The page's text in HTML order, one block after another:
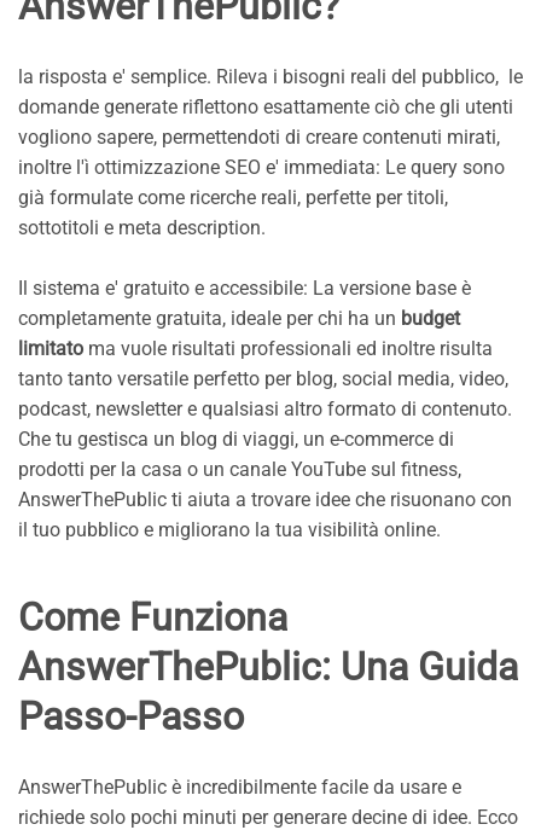
la risposta e' semplice. Rileva i bisogni reali del pubblico, le
domande generate riflettono esattamente ciò che gli utenti
vogliono sapere, permettendoti di creare contenuti mirati,
inoltre l'ì ottimizzazione SEO e' immediata: Le query sono
già formulate come ricerche reali, perfette per titoli,
sottotitoli e meta description.
Il sistema e' gratuito e accessibile: La versione base è
completamente gratuita, ideale per chi ha un budget
limitato ma vuole risultati professionali ed inoltre risulta
tanto tanto versatile perfetto per blog, social media, video,
podcast, newsletter e qualsiasi altro formato di contenuto.
Che tu gestisca un blog di viaggi, un e-commerce di
prodotti per la casa o un canale YouTube sul fitness,
AnswerThePublic ti aiuta a trovare idee che risuonano con
il tuo pubblico e migliorano la tua visibilità online.
Come Funziona
AnswerThePublic: Una Guida
Passo-Passo
AnswerThePublic è incredibilmente facile da usare e
richiede solo pochi minuti per generare decine di idee. Ecco